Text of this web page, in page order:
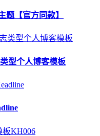
题【官方同款】
型个人博客模板